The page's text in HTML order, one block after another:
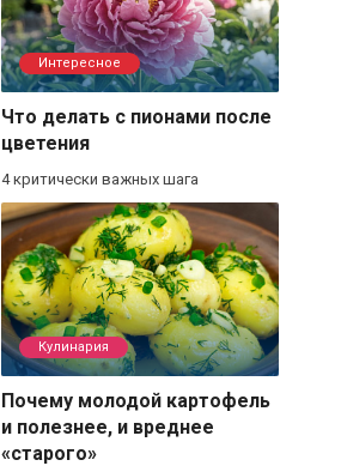
Интересное
Что делать с пионами после
цветения
4 критически важных шага
Кулинария
Почему молодой картофель
и полезнее, и вреднее
«старого»